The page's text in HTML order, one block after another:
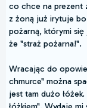
co chce na prezent
z żoną już irytuje
pożarną, którymi się
że "straż pożarna!".
Wracając do
chmurce" można
jest tam dużo